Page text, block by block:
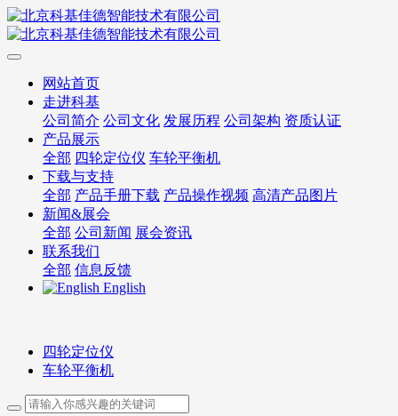
网站首页
走进科基
公司简介 公司文化 发展历程 公司架构 资质认证
产品展示
全部 四轮定位仪 车轮平衡机
下载与支持
全部 产品手册下载 产品操作视频 高清产品图片
新闻&展会
全部 公司新闻 展会资讯
联系我们
全部 信息反馈
English
四轮定位仪
车轮平衡机